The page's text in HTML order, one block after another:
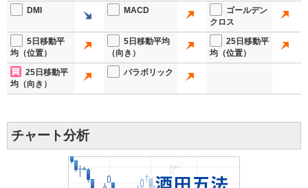
DMI MACD
ゴールデン
クロス
5日移動平
均（位置）
5日移動平均
（向き）
25日移動平
均（位置）
25日移動平
均（向き）
パラボリック
チャート分析